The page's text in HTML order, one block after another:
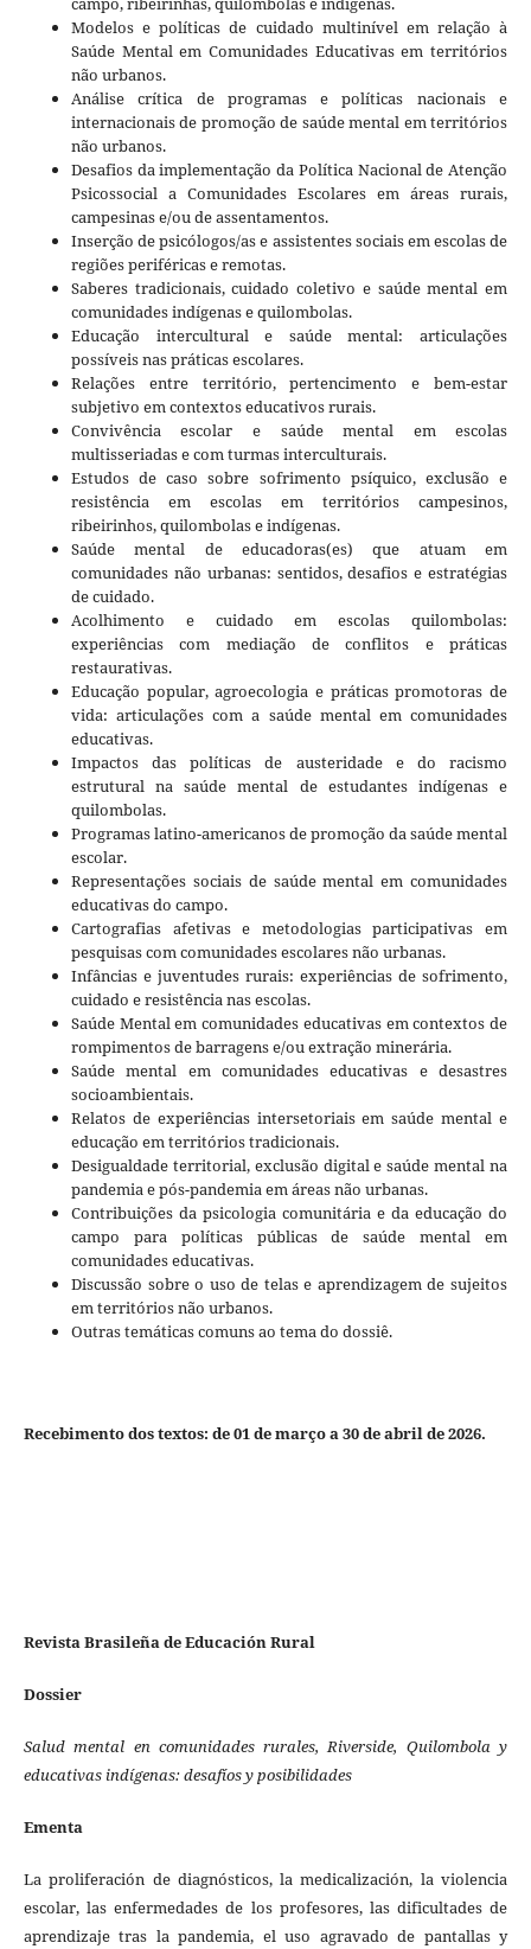
Modelos e políticas de cuidado multinível em relação à
Saúde Mental em Comunidades Educativas em territórios
não urbanos.
Análise crítica de programas e políticas nacionais e
internacionais de promoção de saúde mental em territórios
não urbanos.
Desafios da implementação da Política Nacional de Atenção
Psicossocial a Comunidades Escolares em áreas rurais,
campesinas e/ou de assentamentos.
Inserção de psicólogos/as e assistentes sociais em escolas de
regiões periféricas e remotas.
Saberes tradicionais, cuidado coletivo e saúde mental em
comunidades indígenas e quilombolas.
Educação intercultural e saúde mental: articulações
possíveis nas práticas escolares.
Relações entre território, pertencimento e bem-estar
subjetivo em contextos educativos rurais.
Convivência escolar e saúde mental em escolas
multisseriadas e com turmas interculturais.
Estudos de caso sobre sofrimento psíquico, exclusão e
resistência em escolas em territórios campesinos,
ribeirinhos, quilombolas e indígenas.
Saúde mental de educadoras(es) que atuam em
comunidades não urbanas: sentidos, desafios e estratégias
de cuidado.
Acolhimento e cuidado em escolas quilombolas:
experiências com mediação de conflitos e práticas
restaurativas.
Educação popular, agroecologia e práticas promotoras de
vida: articulações com a saúde mental em comunidades
educativas.
Impactos das políticas de austeridade e do racismo
estrutural na saúde mental de estudantes indígenas e
quilombolas.
Programas latino-americanos de promoção da saúde mental
escolar.
Representações sociais de saúde mental em comunidades
educativas do campo.
Cartografias afetivas e metodologias participativas em
pesquisas com comunidades escolares não urbanas.
Infâncias e juventudes rurais: experiências de sofrimento,
cuidado e resistência nas escolas.
Saúde Mental em comunidades educativas em contextos de
rompimentos de barragens e/ou extração minerária.
Saúde mental em comunidades educativas e desastres
socioambientais.
Relatos de experiências intersetoriais em saúde mental e
educação em territórios tradicionais.
Desigualdade territorial, exclusão digital e saúde mental na
pandemia e pós-pandemia em áreas não urbanas.
Contribuições da psicologia comunitária e da educação do
campo para políticas públicas de saúde mental em
comunidades educativas.
Discussão sobre o uso de telas e aprendizagem de sujeitos
em territórios não urbanos.
Outras temáticas comuns ao tema do dossiê.
Recebimento dos textos: de 01 de março a 30 de abril de 2026.
Revista Brasileña de Educación Rural
Dossier
Salud mental en comunidades rurales, Riverside, Quilombola y
educativas indígenas: desafíos y posibilidades
Ementa
La proliferación de diagnósticos, la medicalización, la violencia
escolar, las enfermedades de los profesores, las dificultades de
aprendizaje tras la pandemia, el uso agravado de pantallas y